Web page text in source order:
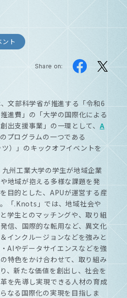
ント
Share on:
文部科学省が推進する「令和6
進費」の「大学の国際化による
出支援事業」の一環として、 A
のプログラムの一つである
）」のキックオフイベントを
九州工業大学の学生が地域企業
地域が抱える多様な課題を発
目的とした、APUが運営する産
「.Knots」では、地域社会や
学生とのマッチングや、取り組
信、国際的な転用など、異文化
インクルージョンなどを強みと
AIやデータサイエンスなどを強
特色をかけ合わせて、取り組み
、新たな価値を創出し、社会を
を先導し実現できる人材の育成
なる国際化の実現を目指しま